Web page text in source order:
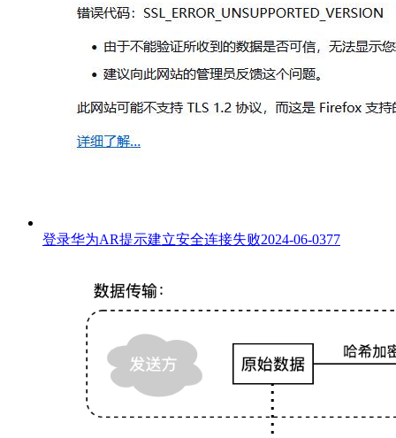
登录华为AR提示建立安全连接失败2024-06-0377